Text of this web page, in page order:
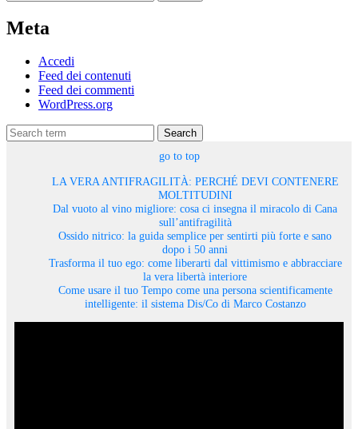
Meta
Accedi
Feed dei contenuti
Feed dei commenti
WordPress.org
Search
go to top
LA VERA ANTIFRAGILITÀ: PERCHÉ DEVI CONTENERE
MOLTITUDINI
Dal vuoto al vino migliore: cosa ci insegna il miracolo di Cana
sull’antifragilità
Ossido nitrico: la guida semplice per sentirti più forte e sano
dopo i 50 anni
Trasforma il tuo ego: come liberarti dal vittimismo e abbracciare
la vera libertà interiore
Come usare il tuo Tempo come una persona scientificamente
intelligente: il sistema Dis/Co di Marco Costanzo